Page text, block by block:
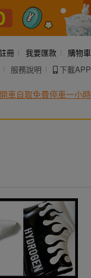
冊 我要匯款
購物車
服務說明 下載APP
開車自取免費停車一小時